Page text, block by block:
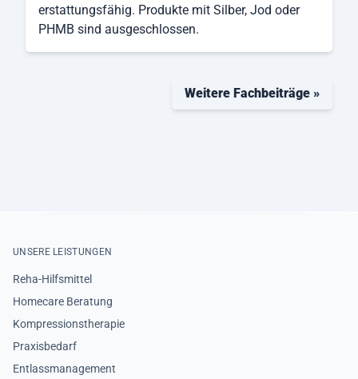
erstattungsfähig. Produkte mit Silber, Jod oder
PHMB sind ausgeschlossen.
Weitere Fachbeiträge »
UNSERE LEISTUNGEN
Reha-Hilfsmittel
Homecare Beratung
Kompressionstherapie
Praxisbedarf
Entlassmanagement